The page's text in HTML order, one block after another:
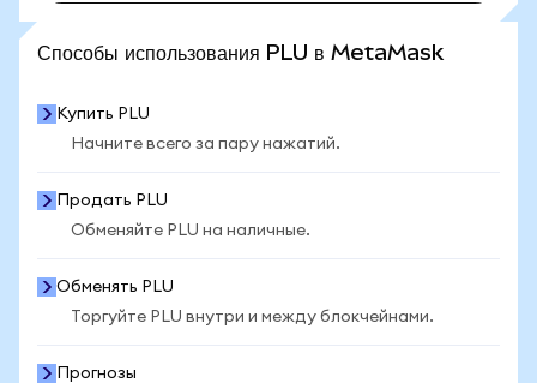
Способы использования PLU в MetaMask
Купить PLU
Начните всего за пару нажатий.
Продать PLU
Обменяйте PLU на наличные.
Обменять PLU
Торгуйте PLU внутри и между блокчейнами.
Прогнозы